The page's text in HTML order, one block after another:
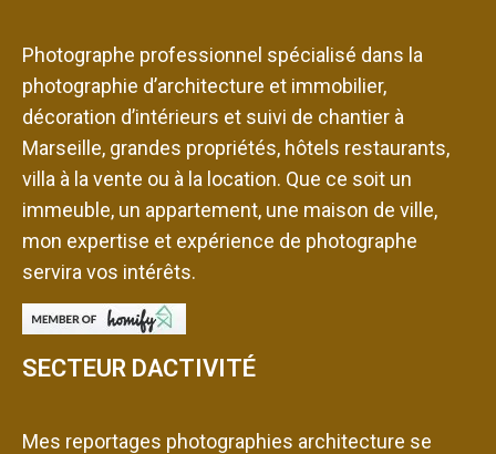
Photographe professionnel spécialisé dans la
photographie d’architecture et immobilier,
décoration d’intérieurs et suivi de chantier à
Marseille, grandes propriétés, hôtels restaurants,
villa à la vente ou à la location. Que ce soit un
immeuble, un appartement, une maison de ville,
mon expertise et expérience de photographe
servira vos intérêts.
SECTEUR DACTIVITÉ
Mes reportages photographies architecture se